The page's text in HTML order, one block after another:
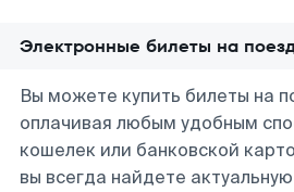
Электронные билеты на
Вы можете купить билеты на
оплачивая любым удобным
кошелек или банковской
вы всегда найдете